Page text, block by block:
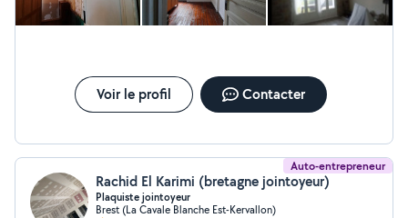
Voir le profil Contacter
Auto-entrepreneur
Rachid El Karimi (bretagne jointoyeur)
Plaquiste jointoyeur
Brest (La Cavale Blanche Est-Kervallon)